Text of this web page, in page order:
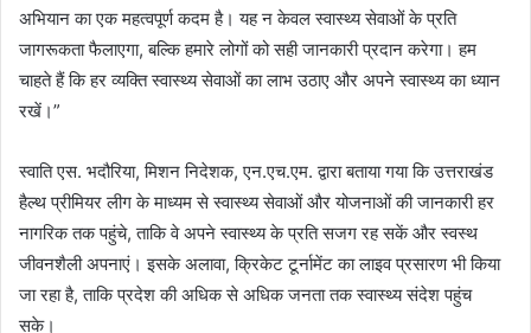
अभियान का एक महत्वपूर्ण कदम है। यह न केवल स्वास्थ्य सेवाओं के प्रति
जागरूकता फैलाएगा, बल्कि हमारे लोगों को सही जानकारी प्रदान करेगा। हम
चाहते हैं कि हर व्यक्ति स्वास्थ्य सेवाओं का लाभ उठाए और अपने स्वास्थ्य का ध्यान
रखें।”
स्वाति एस. भदौरिया, मिशन निदेशक, एन.एच.एम. द्वारा बताया गया कि उत्तराखंड
हैल्थ प्रीमियर लीग के माध्यम से स्वास्थ्य सेवाओं और योजनाओं की जानकारी हर
नागरिक तक पहुंचे, ताकि वे अपने स्वास्थ्य के प्रति सजग रह सकें और स्वस्थ
जीवनशैली अपनाएं। इसके अलावा, क्रिकेट टूर्नामेंट का लाइव प्रसारण भी किया
जा रहा है, ताकि प्रदेश की अधिक से अधिक जनता तक स्वास्थ्य संदेश पहुंच
सके।